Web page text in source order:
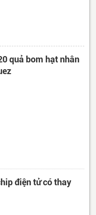
quả bom hạt nhân
điện tử có thay